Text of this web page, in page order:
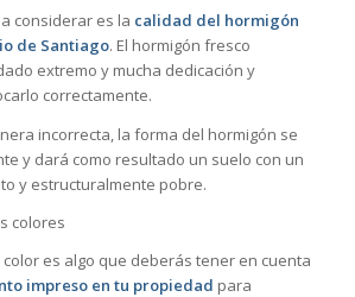
considerar es la calidad del hormigón
de Santiago. El hormigón fresco
extremo y mucha dedicación y
correctamente.
incorrecta, la forma del hormigón se
y dará como resultado un suelo con un
y estructuralmente pobre.
colores
color es algo que deberás tener en cuenta
impreso en tu propiedad para